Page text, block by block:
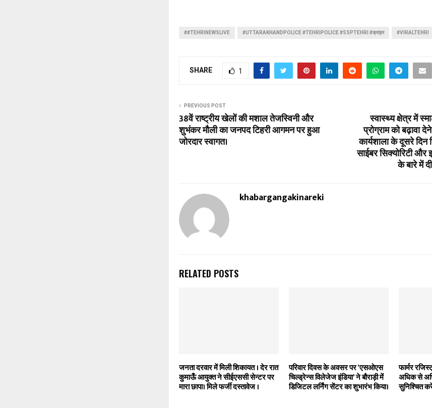
##TEHRINEWSLIVE #UTTARAKHANDPOLICE #TEHRIPOLICE #SSPTEHRI #क्राइम #VIRALTEHRI
SHARE 1
PREVIOUS POST
38वें राष्ट्रीय खेलों की मशाल तेजस्विनी और
शुभंकर मौली का जनपद टिहरी आगमन पर हुआ
जोरदार स्वागत।
स्वास्थ्य क्षेत्र में
प्रोग्राम को बढ़ावा
कार्यशाला के दूसरे दिन
साईबर सिक्योरिटी और
के बारे में
khabargangakinareki
RELATED POSTS
जनता दरवार में मिली शिकायत । देर रात
कुमाऊँ आयुक्त ने सीईएससी सेन्टर पर
मारा छापा। मिले फर्जी दस्तावेज ।
परिवार दिवस के अवसर पर ’एसओएस
चिल्ड्रेन्स विलेजेज इंडिया’ ने बौराड़ी में
डिजिटल लर्निंग सेंटर का शुभारंभ किया।
फार्मर
अधिक से
सुनिश्चित